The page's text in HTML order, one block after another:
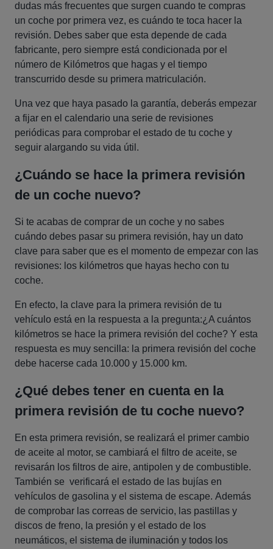
dudas más frecuentes que surgen cuando te compras
un coche por primera vez, es cuándo te toca hacer la
revisión. Debes saber que esta depende de cada
fabricante, pero siempre está condicionada por el
número de Kilómetros que hagas y el tiempo
transcurrido desde su primera matriculación.
Una vez que haya pasado la garantía, deberás empezar
a fijar en el calendario una serie de revisiones
periódicas para comprobar el estado de tu coche y
seguir alargando su vida útil.
¿Cuándo se hace la primera revisión
de un coche nuevo?
Si te acabas de comprar de un coche y no sabes
cuándo debes pasar su primera revisión, hay un dato
clave para saber que es el momento de empezar con las
revisiones: los kilómetros que hayas hecho con tu
coche.
En efecto, la clave para la primera revisión de tu
vehículo está en la respuesta a la pregunta:¿A cuántos
kilómetros se hace la primera revisión del coche? Y esta
respuesta es muy sencilla: la primera revisión del coche
debe hacerse cada 10.000 y 15.000 km.
¿Qué debes tener en cuenta en la
primera revisión de tu coche nuevo?
En esta primera revisión, se realizará el primer cambio
de aceite al motor, se cambiará el filtro de aceite, se
revisarán los filtros de aire, antipolen y de combustible.
También se verificará el estado de las bujías en
vehículos de gasolina y el sistema de escape. Además
de comprobar las correas de servicio, las pastillas y
discos de freno, la presión y el estado de los
neumáticos, el sistema de iluminación y todos los